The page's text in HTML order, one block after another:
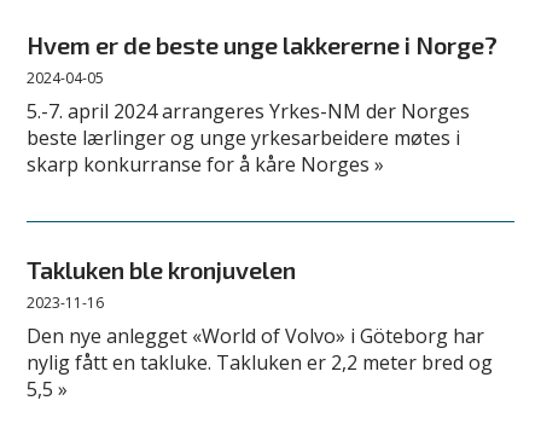
Hvem er de beste unge lakkererne i Norge?
2024-04-05
5.-7. april 2024 arrangeres Yrkes-NM der Norges
beste lærlinger og unge yrkesarbeidere møtes i
skarp konkurranse for å kåre Norges »
Takluken ble kronjuvelen
2023-11-16
Den nye anlegget «World of Volvo» i Göteborg har
nylig fått en takluke. Takluken er 2,2 meter bred og
5,5 »